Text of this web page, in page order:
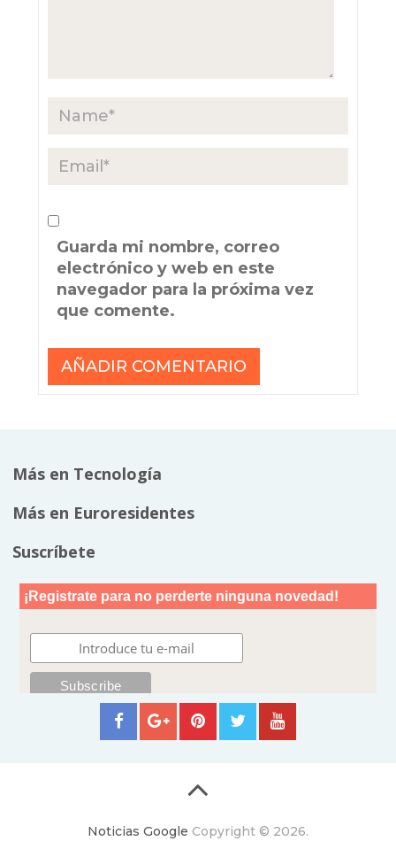
Guarda mi nombre, correo
electrónico y web en este
navegador para la próxima vez
que comente.
Más en Tecnología
Más en Euroresidentes
Suscríbete
Noticias Google Copyright © 2026.